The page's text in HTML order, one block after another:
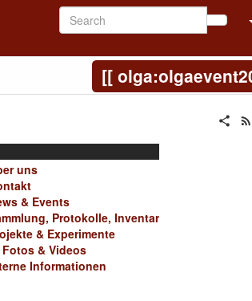
uns
& Events
Protokolle, Inventar
& Experimente
Fotos & Videos
Informationen